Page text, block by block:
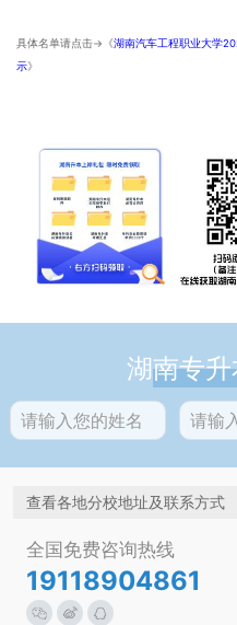
具体名单请点击→《湖南汽车工程职业大学
示》
湖南专
查看各地分校地址及联系方式
全国免费咨询热线
19118904861